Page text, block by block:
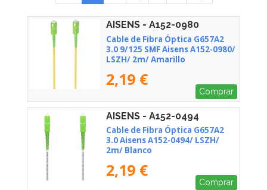
AISENS - A152-0980
Cable de Fibra Óptica G657A2
3.0 9/125 SMF Aisens A152-0980/
LSZH/ 2m/ Amarillo
2,19 €
Comprar
AISENS - A152-0494
Cable de Fibra Óptica G657A2
3.0 Aisens A152-0494/ LSZH/
2m/ Blanco
2,19 €
Comprar